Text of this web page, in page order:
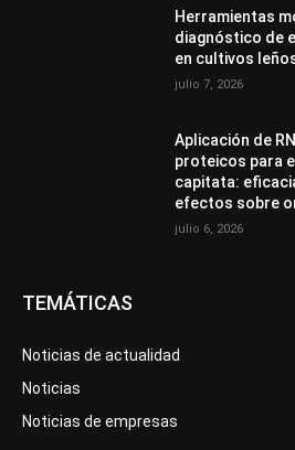
Herramientas
diagnóstico de
en cultivos
julio 7, 2026
Aplicación de
proteicos para
capitata:
efectos sobre
julio 6, 2026
TEMÁTICAS
Noticias de actualidad
Noticias
Noticias de empresas